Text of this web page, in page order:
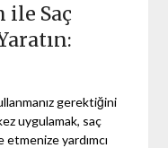
ile Saç
gerektiğini
uygulamak, saç
yardımcı